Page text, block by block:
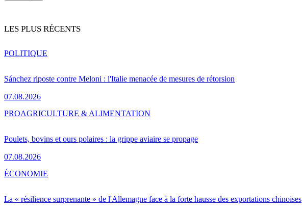
LES PLUS RÉCENTS
Sánchez riposte contre Meloni : l'Italie menacée de mesures de rétorsion
07.08.2026
POLITIQUE
Poulets, bovins et ours polaires : la grippe aviaire se propage
07.08.2026
PROAGRICULTURE & ALIMENTATION
La « résilience surprenante » de l'Allemagne face à la forte hausse des exportations chinoises
ÉCONOMIE